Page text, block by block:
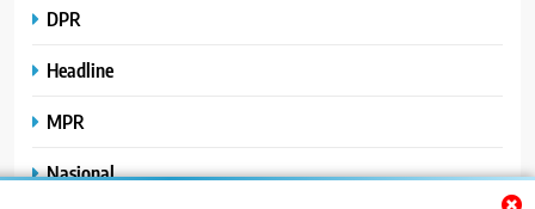
DPR
Headline
MPR
Nasional